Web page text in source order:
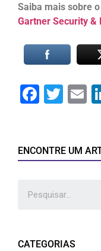
Saiba mais sobre
Gartner Security &
ENCONTRE UM
CATEGORIAS